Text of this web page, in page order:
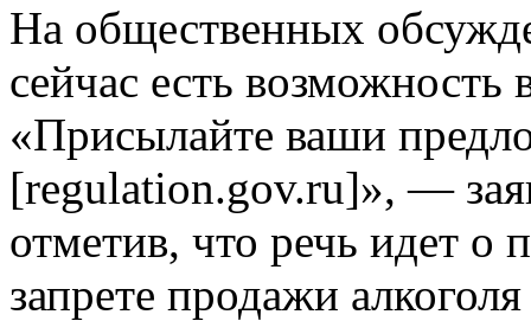
На общественных
сейчас есть возможность
«Присылайте ваши
[regulation.gov.ru]», —
отметив, что речь идет о
запрете продажи